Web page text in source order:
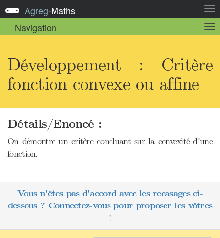
la
Agreg-Maths
Navigation
la
Développement : Critère
fonction convexe ou affine
Détails/Enoncé :
On démontre un critère concluant sur la convexité d'une
fonction.
Vous n'êtes pas d'accord avec les recasages ci-
dessous ? Connectez-vous pour proposer les vôtres
!